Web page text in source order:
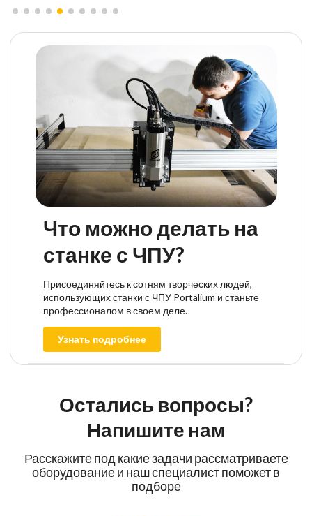
Что можно делать на
станке с ЧПУ?
Присоединяйтесь к сотням творческих людей,
использующих станки с ЧПУ Portalium и станьте
профессионалом в своем деле.
Узнать подробнее
Остались вопросы?
Напишите нам
Расскажите под какие задачи рассматриваете
оборудование и наш специалист поможет в
подборе